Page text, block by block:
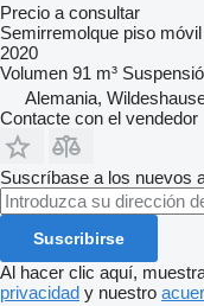
Precio a consultar
Semirremolque piso móvil
2020
Volumen 91 m³
Alemania,
Contacte con el vendedor
Suscríbase a los nuevos
Suscribirse
Al hacer clic aquí,
privacidad y nuestro